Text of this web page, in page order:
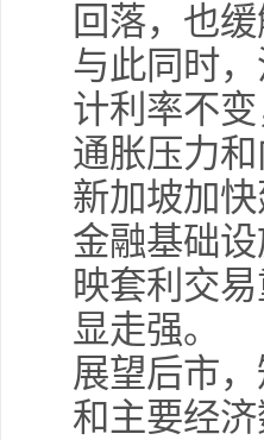
回落，也
与此同时
计利率不
通胀压力
新加坡加
金融基础
映套利交
显走强。
展望后市
和主要经